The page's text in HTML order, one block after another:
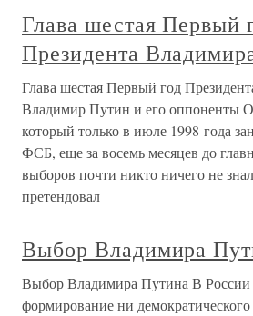
Глава шестая Первый
Президента
Глава шестая Первый год
Владимир Путин и его оппоненты
который только в июле 1998 года
ФСБ, еще за восемь месяцев до
выборов почти никто ничего не
претендовал
Выбор Владимира
Выбор Владимира Путина В России
формирование ни демократического